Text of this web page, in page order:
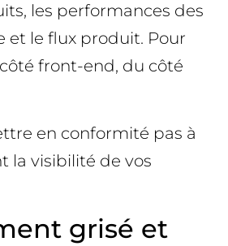
les performances des
et le flux produit. Pour
front-end, du côté
en conformité pas à
la visibilité de vos
grisé et